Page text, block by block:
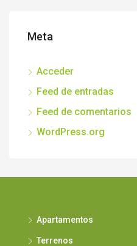
Meta
Acceder
Feed de entradas
Feed de comentarios
WordPress.org
Apartamentos
Terrenos